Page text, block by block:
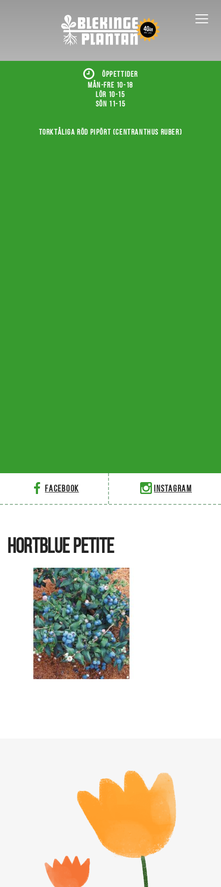
ÖPPETTIDER
Mån-fre 10-18
Lör 10-15
Sön 11-15
Torktåliga röd pipört (Centranthus ruber)
Facebook Instagram
HORTBLUE PETITE